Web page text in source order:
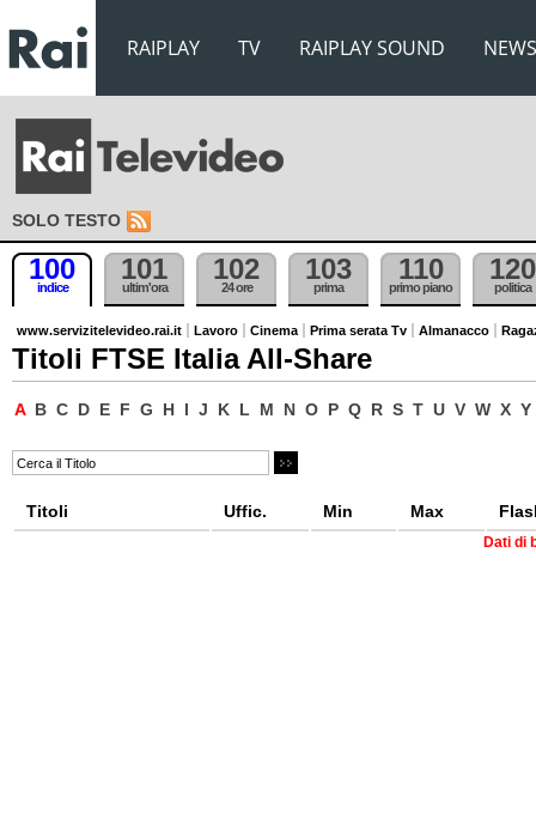
RAIPLAY TV RAIPLAY SOUND NEWS
SOLO TESTO
100
indice
101
ultim'ora
102
24 ore
103
prima
110
primo piano
120
politica
www.servizitelevideo.rai.it Lavoro Cinema Prima serata Tv Almanacco
Titoli FTSE Italia All-Share
A B C D E F G H I J K L M N O P Q R S T U V W X Y
Titoli Uffic. Min Max
Dati di